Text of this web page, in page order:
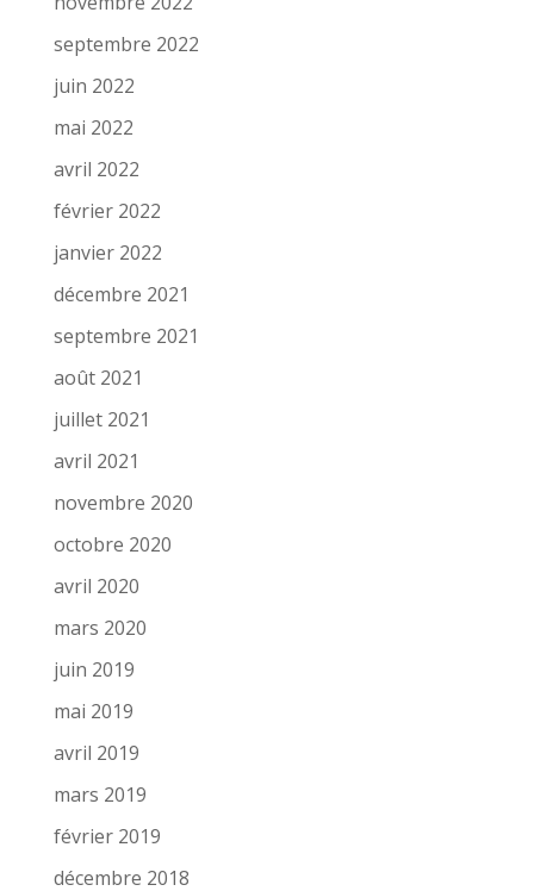
septembre 2022
juin 2022
mai 2022
avril 2022
février 2022
janvier 2022
décembre 2021
septembre 2021
août 2021
juillet 2021
avril 2021
novembre 2020
octobre 2020
avril 2020
mars 2020
juin 2019
mai 2019
avril 2019
mars 2019
février 2019
décembre 2018